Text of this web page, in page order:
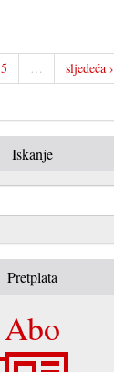
5 … sljedeća ›
Iskanje
Pretplata
Abo